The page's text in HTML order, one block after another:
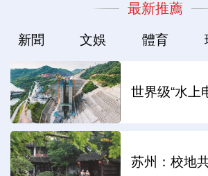
最新推薦
新聞 文娛 體育
世界级“水上
苏州：校地